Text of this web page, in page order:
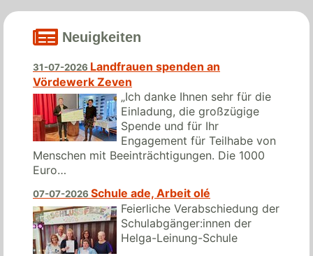
Neuigkeiten
31-07-2026 Landfrauen spenden an
Vördewerk Zeven
„Ich danke Ihnen sehr für die
Einladung, die großzügige
Spende und für Ihr
Engagement für Teilhabe von
Menschen mit Beeinträchtigungen. Die 1000
Euro…
07-07-2026 Schule ade, Arbeit olé
Feierliche Verabschiedung der
Schulabgänger:innen der
Helga-Leinung-Schule